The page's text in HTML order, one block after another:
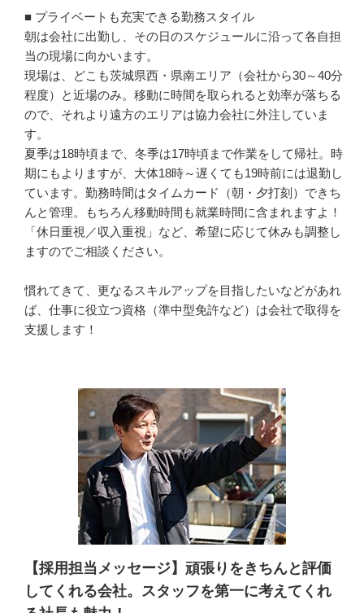
■ プライベートも充実できる勤務スタイル
朝は会社に出勤し、その日のスケジュールに沿って各自担
当の現場に向かいます。
現場は、どこも茨城県西・県南エリア（会社から30～40分
程度）と近場のみ。移動に時間を取られると効率が落ちる
ので、それより遠方のエリアは協力会社に外注していま
す。
夏季は18時頃まで、冬季は17時頃まで作業をして帰社。時
期にもよりますが、大体18時～遅くても19時前には退勤し
ています。勤務時間はタイムカード（朝・夕打刻）できち
んと管理。もちろん移動時間も就業時間に含まれますよ！
「休日重視／収入重視」など、希望に応じて休みも調整し
ますのでご相談ください。
慣れてきて、更なるスキルアップを目指したいなどがあれ
ば、仕事に役立つ資格（準中型免許など）は会社で取得を
支援します！
【採用担当メッセージ】頑張りをきちんと評価
してくれる会社。スタッフを第一に考えてくれ